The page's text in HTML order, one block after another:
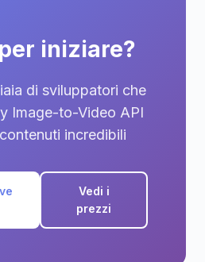
iniziare?
di sviluppatori che
Image-to-Video API
incredibili
Vedi i
prezzi